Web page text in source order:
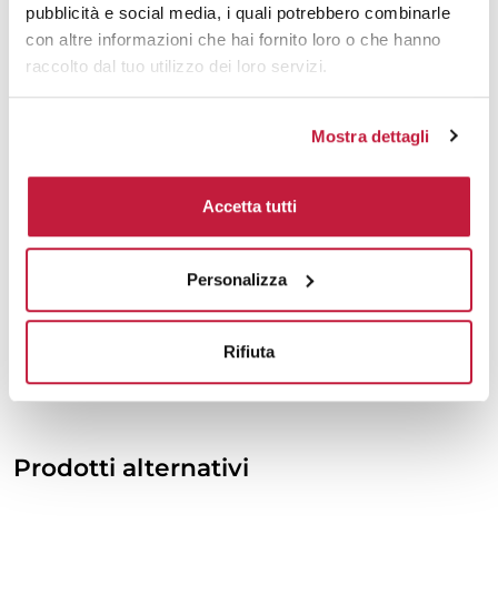
pubblicità e social media, i quali potrebbero combinarle
con altre informazioni che hai fornito loro o che hanno
raccolto dal tuo utilizzo dei loro servizi.
Mostra dettagli
Accetta tutti
Personalizza
Rifiuta
1200 € 5,07 € 6,39
€ 6,08
Tecniche di stampa
Area di personalizzazione
Domande e risposte
Prodotti alternativi